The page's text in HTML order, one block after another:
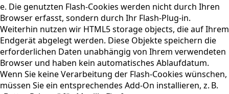
e. Die genutzten Flash-Cookies werden nicht durch Ihren
Browser erfasst, sondern durch Ihr Flash-Plug-in.
Weiterhin nutzen wir HTML5 storage objects, die auf Ihrem
Endgerät abgelegt werden. Diese Objekte speichern die
erforderlichen Daten unabhängig von Ihrem verwendeten
Browser und haben kein automatisches Ablaufdatum.
Wenn Sie keine Verarbeitung der Flash-Cookies wünschen,
müssen Sie ein entsprechendes Add-On installieren, z. B.